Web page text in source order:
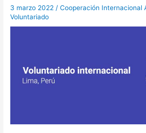
3 marzo 2022/Cooperación Internacional
Voluntariado